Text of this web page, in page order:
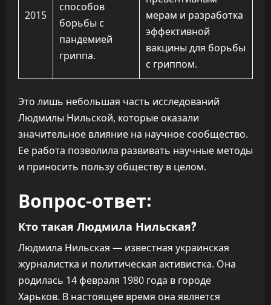
2015
способов
борьбы с
пандемией
гриппа.
мерам и разработка
эффективной
вакцины для борьбы
с гриппом.
Это лишь небольшая часть исследований
Людмилы Нильской, которые оказали
значительное влияние на научное сообщество.
Ее работа позволила развивать научные методы
и приносить пользу обществу в целом.
Вопрос-ответ:
Кто такая Людмила Нильская?
Людмила Нильская — известная украинская
журналистка и политическая активистка. Она
родилась 14 февраля 1980 года в городе
Харьков. В настоящее время она является